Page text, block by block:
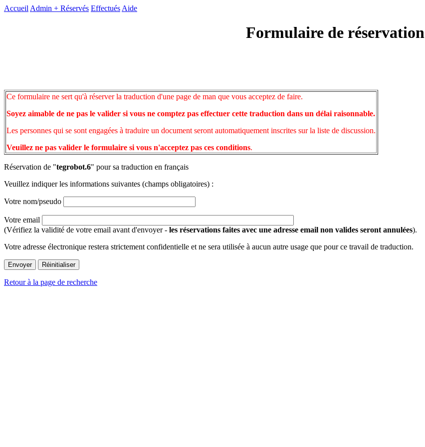
Accueil Admin + Réservés Effectués Aide
Formulaire de réservation
Ce formulaire ne sert qu'à réserver la traduction d'une page de man que vous acceptez de faire.
Soyez aimable de ne pas le valider si vous ne comptez pas effectuer cette traduction dans un délai raisonnable.
Les personnes qui se sont engagées à traduire un document seront automatiquement inscrites sur la liste de discussion.
Veuillez ne pas valider le formulaire si vous n'acceptez pas ces conditions.
Réservation de "tegrobot.6" pour sa traduction en français
Veuillez indiquer les informations suivantes (champs obligatoires) :
Votre nom/pseudo
Votre email
(Vérifiez la validité de votre email avant d'envoyer - les réservations faites avec une adresse email non valides seront annulées).
Votre adresse électronique restera strictement confidentielle et ne sera utilisée à aucun autre usage que pour ce travail de traduction.
Retour à la page de recherche